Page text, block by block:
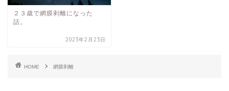
２３歳で網膜剥離になった
話。
2023年2月23日
HOME 網膜剥離